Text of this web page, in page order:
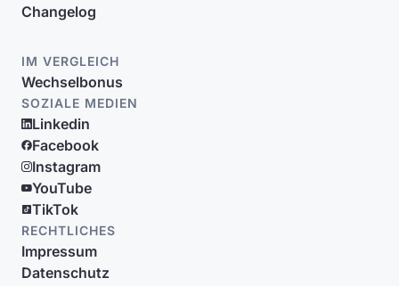
Changelog
IM VERGLEICH
Wechselbonus
SOZIALE MEDIEN
Linkedin
Facebook
Instagram
YouTube
TikTok
RECHTLICHES
Impressum
Datenschutz